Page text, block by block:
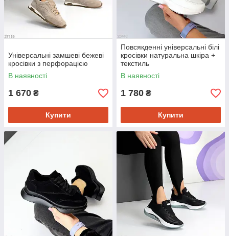
Універсальні замшеві бежеві
кросівки з перфорацією
В наявності
1 670 ₴
Купити
Повсякденні універсальні білі
кросівки натуральна шкіра +
текстиль
В наявності
1 780 ₴
Купити